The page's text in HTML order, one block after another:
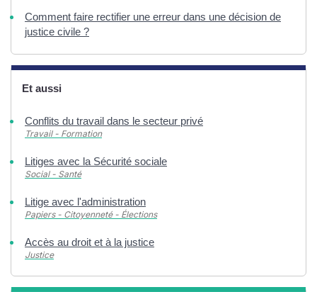
Comment faire rectifier une erreur dans une décision de
justice civile ?
Et aussi
Conflits du travail dans le secteur privé
Travail - Formation
Litiges avec la Sécurité sociale
Social - Santé
Litige avec l'administration
Papiers - Citoyenneté - Élections
Accès au droit et à la justice
Justice